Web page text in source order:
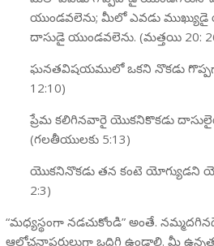
యుండవలెను; మీలో ఎవడు
దాసుడై యుండవలెను. (మత్తయి 20:
ఘనతవిషయములో ఒకని నొకడు
12:10)
ప్రేమ కలిగినవారై యొకనికొకడు
(గలతీయులకు 5:13)
యొకనినొకడు తన కంటె యోగ్యుడని
2:3)
“మధ్యస్థంగా నడచుకోండి” అంతే.
ఆలోచనాపరులుగా ఒదిగి ఉండాలి. మీ